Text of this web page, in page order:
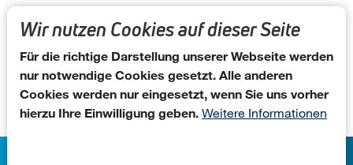
Direkt zum Inhalt
Brand Activation
Weiterlesen über Brand Activation
Wir nutzen Cookies auf dieser Seite
Für die richtige Darstellung unserer Webseite werden
nur notwendige Cookies gesetzt. Alle anderen
Cookies werden nur eingesetzt, wenn Sie uns vorher
hierzu Ihre Einwilligung geben. Weitere Informationen